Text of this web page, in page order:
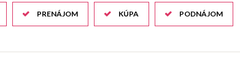
PRENÁJOM KÚPA PODNÁJOM